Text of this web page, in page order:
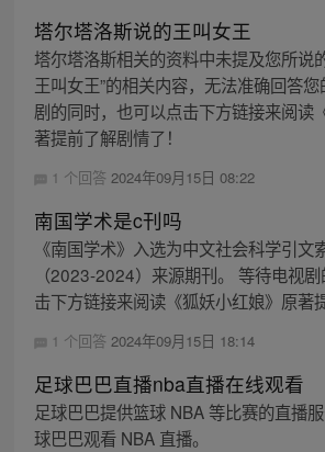
塔尔塔洛斯说的王叫女王
塔尔塔洛斯相关的资料中未提及您所说
王叫女王”的相关内容，无法准确回答
剧的同时，也可以点击下方链接来阅读
著提前了解剧情了！
1 个回答 2024年09月15日 08:22
南国学术是c刊吗
《南国学术》入选为中文社会科学引文
（2023-2024）来源期刊。 等待电视
击下方链接来阅读《狐妖小红娘》原著
1 个回答 2024年09月15日 18:14
足球巴巴直播nba直播在线观看
足球巴巴提供篮球 NBA 等比赛的直播
球巴巴观看 NBA 直播。